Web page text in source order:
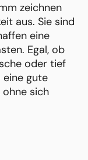
zeichnen
aus. Sie sind
eine
Egal, ob
oder tief
gute
ohne sich